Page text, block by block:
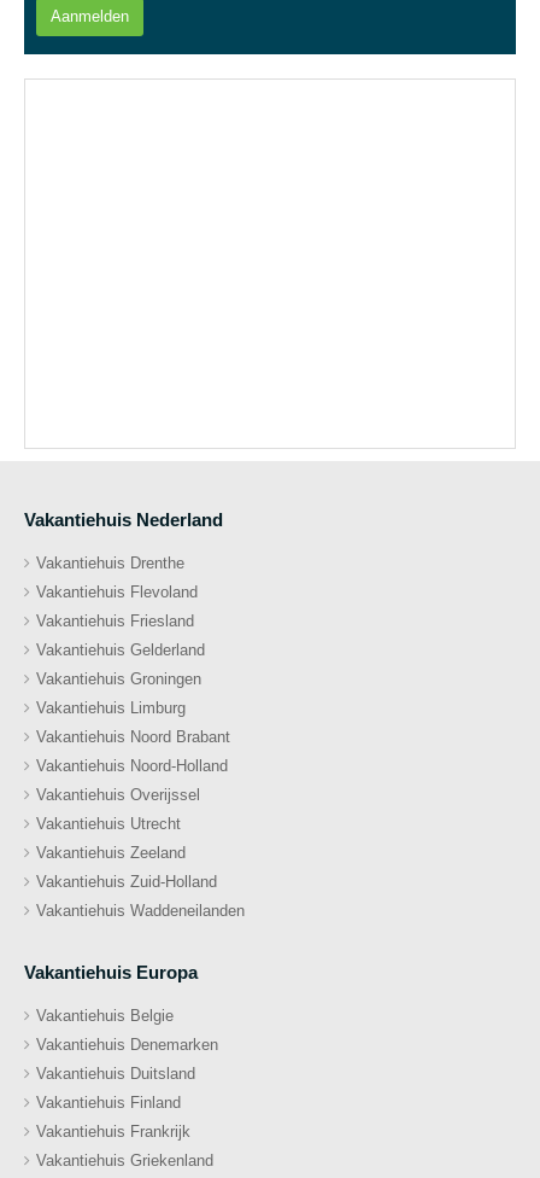
Aanmelden
Vakantiehuis Nederland
Vakantiehuis Drenthe
Vakantiehuis Flevoland
Vakantiehuis Friesland
Vakantiehuis Gelderland
Vakantiehuis Groningen
Vakantiehuis Limburg
Vakantiehuis Noord Brabant
Vakantiehuis Noord-Holland
Vakantiehuis Overijssel
Vakantiehuis Utrecht
Vakantiehuis Zeeland
Vakantiehuis Zuid-Holland
Vakantiehuis Waddeneilanden
Vakantiehuis Europa
Vakantiehuis Belgie
Vakantiehuis Denemarken
Vakantiehuis Duitsland
Vakantiehuis Finland
Vakantiehuis Frankrijk
Vakantiehuis Griekenland